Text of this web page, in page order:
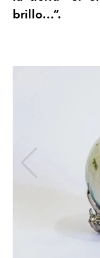
brillo…”.